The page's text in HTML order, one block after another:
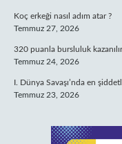
Koç erkeği nasıl adım atar ?
Temmuz 27, 2026
320 puanla bursluluk kazanılır
Temmuz 24, 2026
I. Dünya Savaşı’nda en
Temmuz 23, 2026